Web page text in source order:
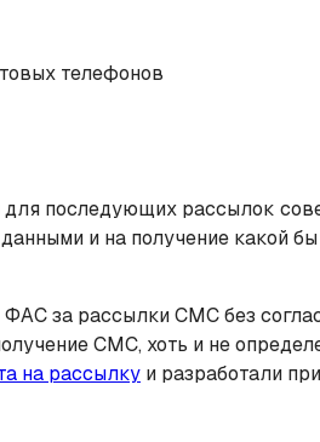
телефонов
последующих рассылок
и на получение какой
за рассылки СМС без
СМС, хоть и не
на рассылку и разработали